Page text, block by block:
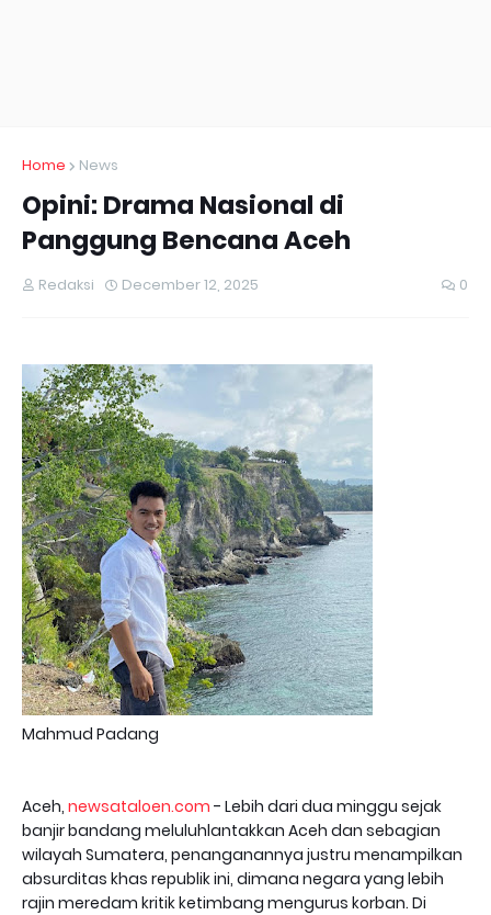
Home News
Opini: Drama Nasional di
Panggung Bencana Aceh
Redaksi December 12, 2025 0
Mahmud Padang
Aceh, newsataloen.com - Lebih dari dua minggu sejak
banjir bandang meluluhlantakkan Aceh dan sebagian
wilayah Sumatera, penanganannya justru menampilkan
absurditas khas republik ini, dimana negara yang lebih
rajin meredam kritik ketimbang mengurus korban. Di